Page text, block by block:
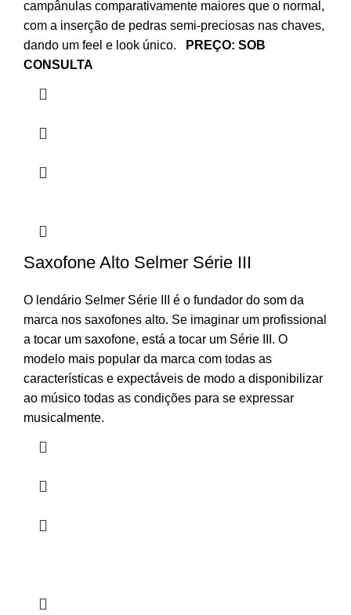
campânulas comparativamente maiores que o normal,
com a inserção de pedras semi-preciosas nas chaves,
dando um feel e look único.
PREÇO: SOB
CONSULTA
Saxofone Alto Selmer Série III
O lendário Selmer Série III é o fundador do som da
marca nos saxofones alto. Se imaginar um profissional
a tocar um saxofone, está a tocar um Série III. O
modelo mais popular da marca com todas as
características e expectáveis de modo a disponibilizar
ao músico todas as condições para se expressar
musicalmente.